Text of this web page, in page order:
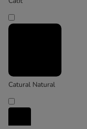
Catural Natural